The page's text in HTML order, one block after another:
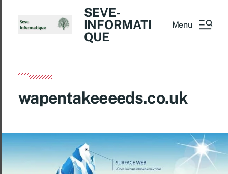
SEVE-
INFORMATI
QUE
Menu
wapentakeeeeds.co.uk